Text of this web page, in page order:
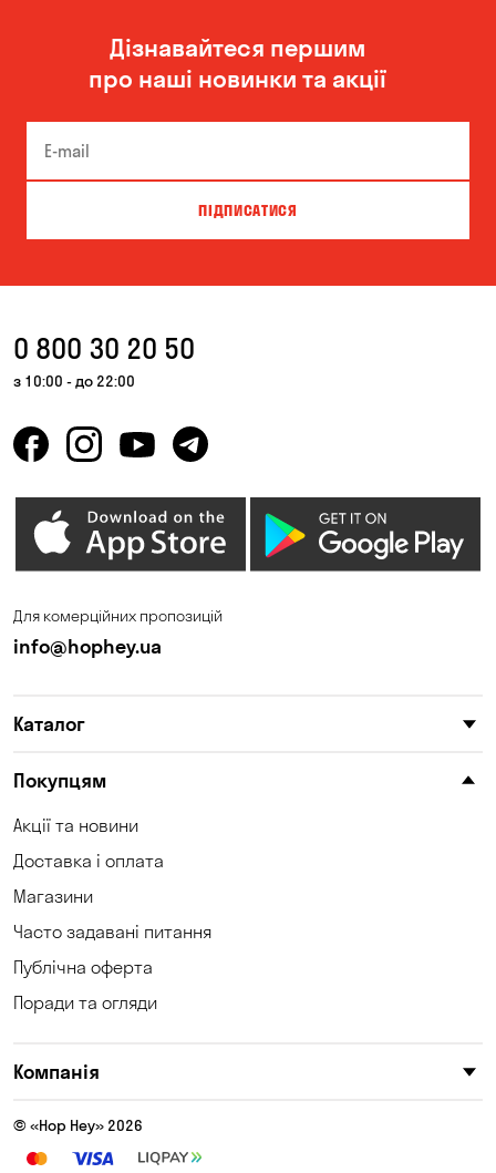
Дізнавайтеся першим
про наші новинки та акції
ПІДПИСАТИСЯ
0 800 30 20 50
з 10:00 - до 22:00
Для комерційних пропозицій
info@hophey.ua
Каталог
Покупцям
Акції та новини
Доставка і оплата
Магазини
Часто задавані питання
Публічна оферта
Поради та огляди
Компанія
© «Hop Hey» 2026